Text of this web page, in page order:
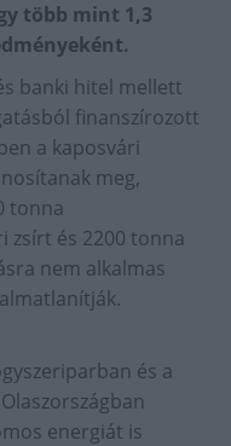
több mint 1,3
banki hitel mellett
finanszírozott
a kaposvári
meg,
tonna
zsírt és 2200 tonna
nem alkalmas
és a
energiát is